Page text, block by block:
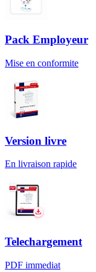
Pack Employeur
Mise en conformite
Version livre
En livraison rapide
Telechargement
PDF immediat